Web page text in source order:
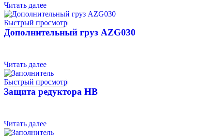
Читать далее
Быстрый просмотр
Дополнительный груз AZG030
Читать далее
Быстрый просмотр
Защита редуктора HB
Читать далее